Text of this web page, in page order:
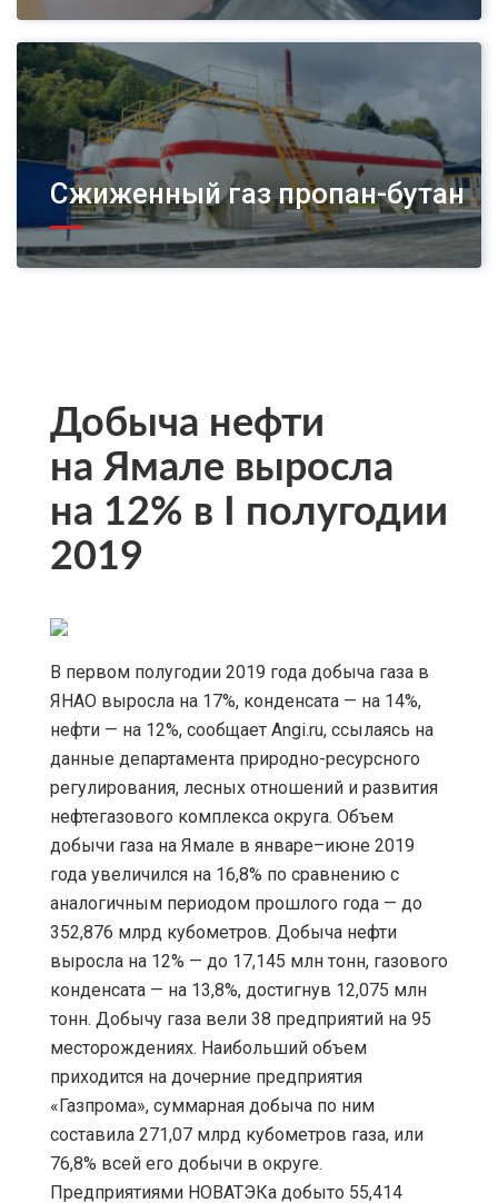
Сжиженный газ пропан-бутан
Добыча нефти
на Ямале выросла
на 12% в I полугодии
2019
В первом полугодии 2019 года добыча газа в
ЯНАО выросла на 17%, конденсата — на 14%,
нефти — на 12%, сообщает Angi.ru, ссылаясь на
данные департамента природно-ресурсного
регулирования, лесных отношений и развития
нефтегазового комплекса округа. Объем
добычи газа на Ямале в январе–июне 2019
года увеличился на 16,8% по сравнению с
аналогичным периодом прошлого года — до
352,876 млрд кубометров. Добыча нефти
выросла на 12% — до 17,145 млн тонн, газового
конденсата — на 13,8%, достигнув 12,075 млн
тонн. Добычу газа вели 38 предприятий на 95
месторождениях. Наибольший объем
приходится на дочерние предприятия
«Газпрома», суммарная добыча по ним
составила 271,07 млрд кубометров газа, или
76,8% всей его добычи в округе.
Предприятиями НОВАТЭКа добыто 55,414